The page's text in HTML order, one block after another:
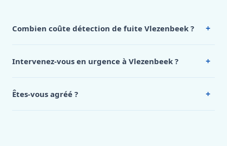
Combien coûte détection de fuite Vlezenbeek ? +
Vlezenbeek, appelez le 0472 53 24 26.
Intervenez-vous en urgence à Vlezenbeek ? +
Êtes-vous agréé ? +